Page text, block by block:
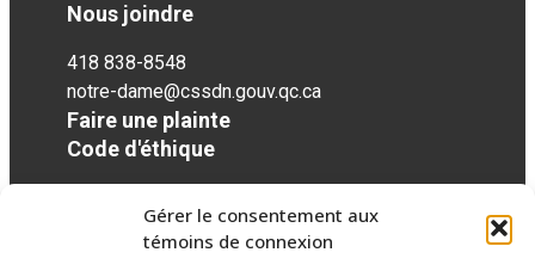
Gérer le consentement aux
témoins de connexion
Nous joindre
418 838-8548
notre-dame@cssdn.gouv.qc.ca
Faire une plainte
Code d'éthique
Réseaux sociaux